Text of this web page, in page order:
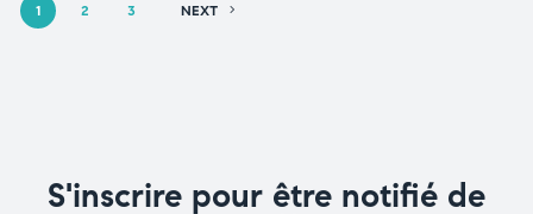
1 2 3 NEXT
S'inscrire pour être notifié de